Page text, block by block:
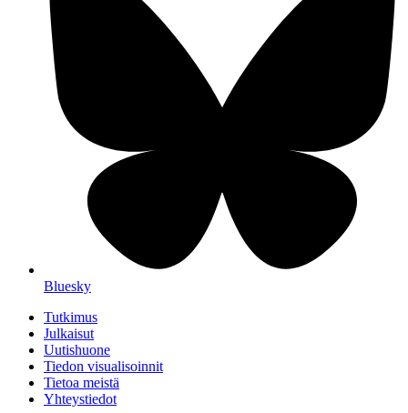
Bluesky
Tutkimus
Julkaisut
Uutishuone
Tiedon visualisoinnit
Tietoa meistä
Yhteystiedot